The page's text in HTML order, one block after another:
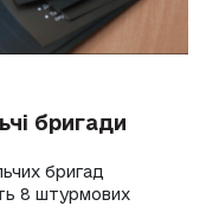
бригади
бригад
8 штурмових